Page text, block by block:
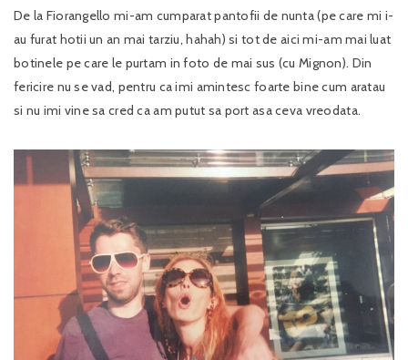
De la Fiorangello mi-am cumparat pantofii de nunta (pe care mi i-
au furat hotii un an mai tarziu, hahah) si tot de aici mi-am mai luat
botinele pe care le purtam in foto de mai sus (cu Mignon). Din
fericire nu se vad, pentru ca imi amintesc foarte bine cum aratau
si nu imi vine sa cred ca am putut sa port asa ceva vreodata.